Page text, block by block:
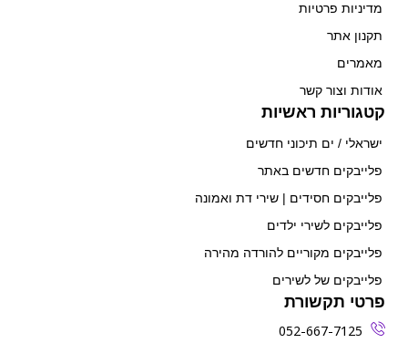
מדיניות פרטיות
תקנון אתר
מאמרים
אודות וצור קשר
קטגוריות ראשיות
ישראלי / ים תיכוני חדשים
פלייבקים חדשים באתר
פלייבקים חסידים | שירי דת ואמונה
פלייבקים לשירי ילדים
פלייבקים מקוריים להורדה מהירה
פלייבקים של לשירים
פרטי תקשורת
052-667-7125